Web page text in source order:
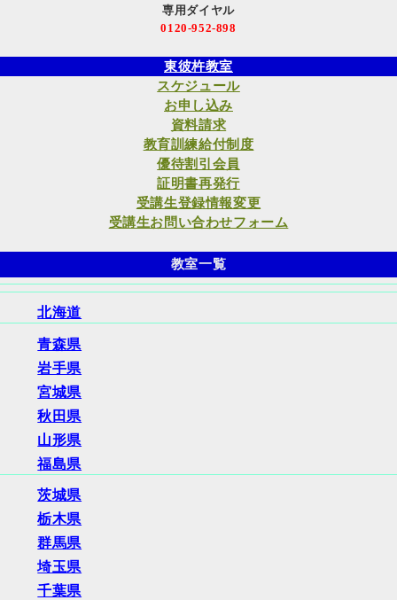
専用ダイヤル
0120-952-898
東彼杵教室
スケジュール
お申し込み
資料請求
教育訓練給付制度
優待割引会員
証明書再発行
受講生登録情報変更
受講生お問い合わせフォーム
教室一覧
北海道
青森県
岩手県
宮城県
秋田県
山形県
福島県
茨城県
栃木県
群馬県
埼玉県
千葉県